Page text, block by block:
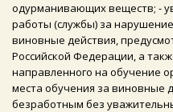
одурманивающих веществ; -
работы (службы) за
виновные действия,
Российской Федерации, а
направленного на обучение
места обучения за виновные
безработным без